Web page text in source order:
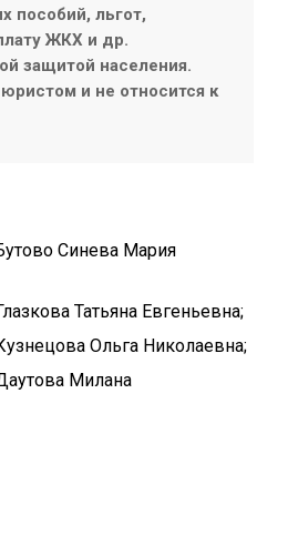
пособий, льгот,
ЖКХ и др.
защитой населения.
и не относится к
Синева Мария
Татьяна Евгеньевна;
Ольга Николаевна;
Милана